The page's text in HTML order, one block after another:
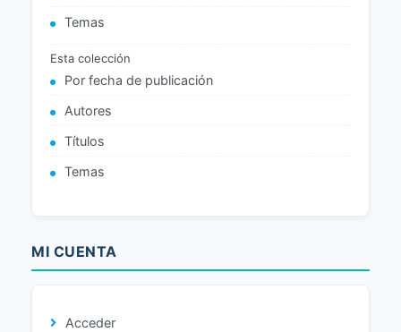
Temas
Esta colección
Por fecha de publicación
Autores
Títulos
Temas
MI CUENTA
Acceder